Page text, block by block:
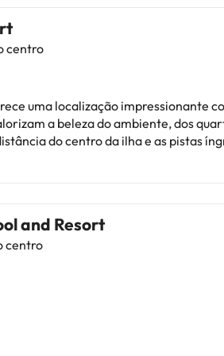
centro
uma localização impressionante
a beleza do ambiente, dos
do centro da ilha e as pistas
experiência relaxante em Koh
and Resort
centro